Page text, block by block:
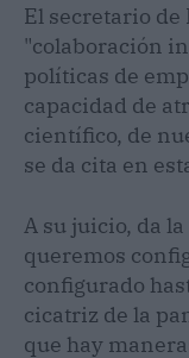
El secretario de
"colaboración
políticas de
capacidad de
científico, de
se da cita en
A su juicio, da
queremos
configurado
cicatriz de la
que hay